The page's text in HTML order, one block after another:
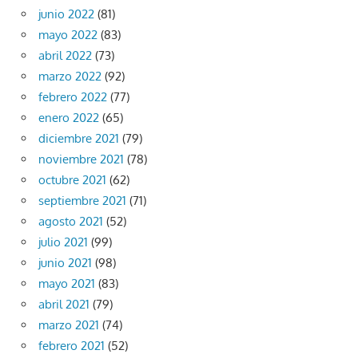
junio 2022 (81)
mayo 2022 (83)
abril 2022 (73)
marzo 2022 (92)
febrero 2022 (77)
enero 2022 (65)
diciembre 2021 (79)
noviembre 2021 (78)
octubre 2021 (62)
septiembre 2021 (71)
agosto 2021 (52)
julio 2021 (99)
junio 2021 (98)
mayo 2021 (83)
abril 2021 (79)
marzo 2021 (74)
febrero 2021 (52)